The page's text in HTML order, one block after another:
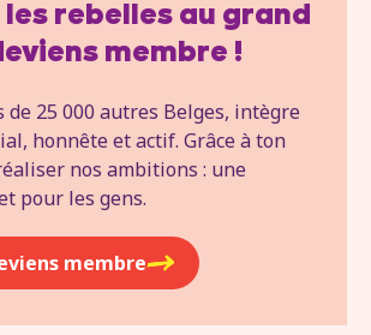
les rebelles au grand
membre !
de 25 000 autres Belges, intègre
honnête et actif. Grâce à ton
nos ambitions : une
pour les gens.
membre